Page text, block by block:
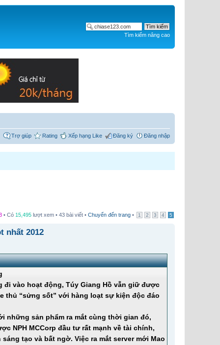
Tìm kiếm nâng cao
Trợ giúp Rating Xếp hạng Like Đăng ký Đăng nhập
• Có 15,495 lượt xem • 43 bài viết • Chuyển đến trang • 1 2 3 4 5
nhất 2012
đi vào hoạt động, Túy Giang Hồ vẫn giữ được
thủ “sửng sốt” với hàng loạt sự kiện độc đáo
những sản phẩm ra mắt cùng thời gian đó,
NPH MCCorp đầu tư rất mạnh về tài chính,
tạo và bất ngờ. Việc ra mắt server mới Mao